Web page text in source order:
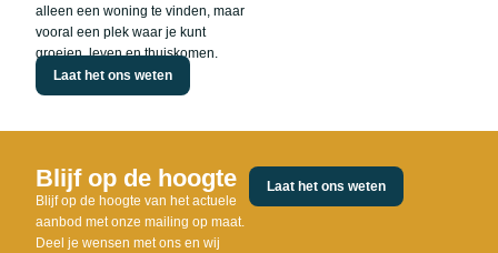
alleen een woning te vinden, maar
vooral een plek waar je kunt
groeien, leven en thuiskomen.
Laat het ons weten
Blijf op de hoogte
Blijf op de hoogte van het actuele
aanbod met onze mailing op maat.
Deel je wensen met ons en wij
Laat het ons weten